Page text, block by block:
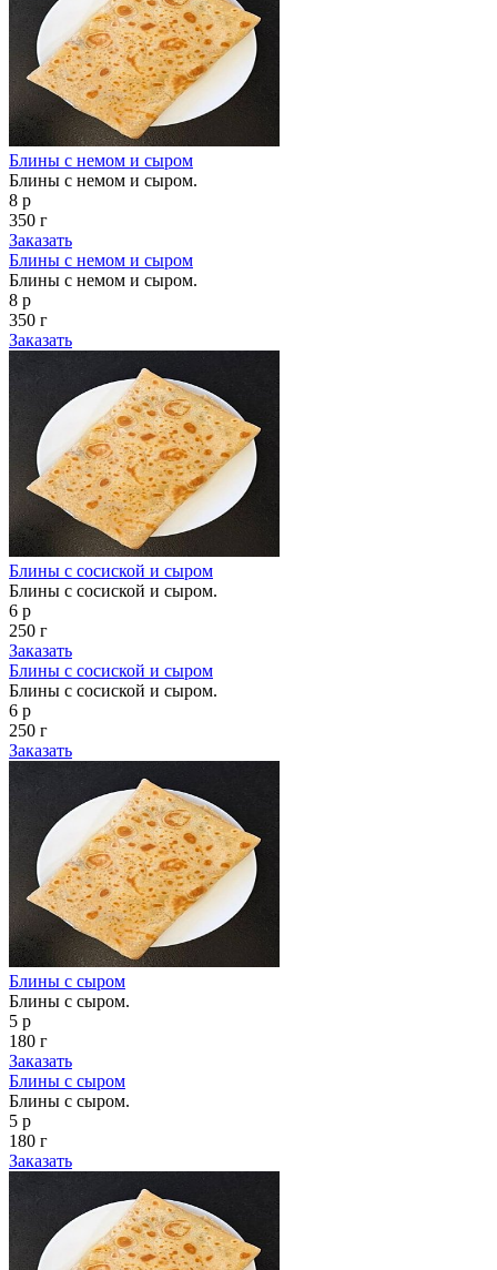
Блины с немом и сыром
Блины с немом и сыром.
8 р
350 г
Заказать
Блины с немом и сыром
Блины с немом и сыром.
8 р
350 г
Заказать
Блины с сосиской и сыром
Блины с сосиской и сыром.
6 р
250 г
Заказать
Блины с сосиской и сыром
Блины с сосиской и сыром.
6 р
250 г
Заказать
Блины с сыром
Блины с сыром.
5 р
180 г
Заказать
Блины с сыром
Блины с сыром.
5 р
180 г
Заказать